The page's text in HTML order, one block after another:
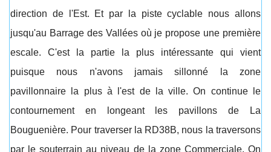
direction de l'Est. Et par la piste cyclable nous allons
jusqu'au Barrage des Vallées où je propose une première
escale. C'est la partie la plus intéressante qui vient
puisque nous n'avons jamais sillonné la zone
pavillonnaire la plus à l'est de la ville. On continue le
contournement en longeant les pavillons de La
Bouguenière. Pour traverser la RD38B, nous la traversons
par le souterrain au niveau de la zone Commerciale. On